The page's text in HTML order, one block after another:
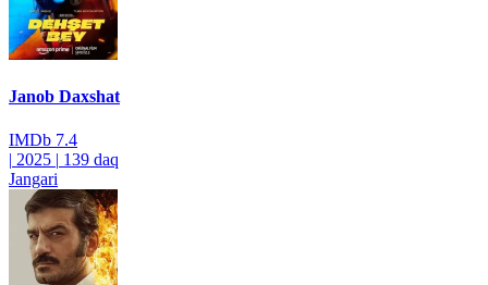
Janob Daxshat
IMDb 7.4
| 2025 | 139 daq
Jangari